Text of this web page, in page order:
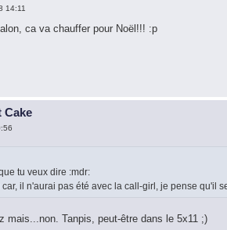
14:11
ca va chauffer pour Noël!!! :p
Cake
tu veux dire :mdr:
il n'aurai pas été avec la call-girl, je pense qu'il
mais...non. Tanpis, peut-être dans le 5x11 ;)